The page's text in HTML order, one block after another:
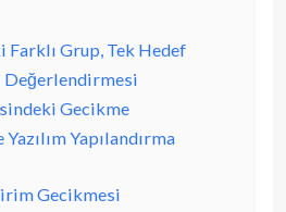
Farklı Grup, Tek Hedef
Değerlendirmesi
Gecikme
Yazılım Yapılandırma
Gecikmesi